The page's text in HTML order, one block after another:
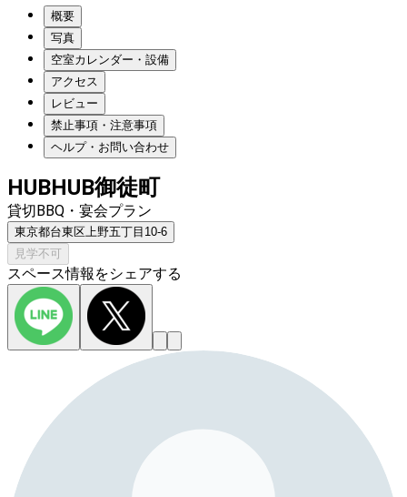
概要
写真
空室カレンダー・設備
アクセス
レビュー
禁止事項・注意事項
ヘルプ・お問い合わせ
HUBHUB御徒町
貸切BBQ・宴会プラン
東京都台東区上野五丁目10-6
見学不可
スペース情報をシェアする